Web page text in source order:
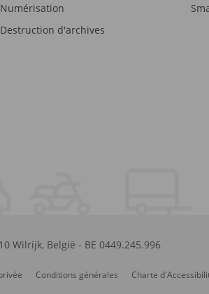
Numérisation
Destruction d'archives
Wilrijk, België - BE 0449.245.996
Conditions générales Charte